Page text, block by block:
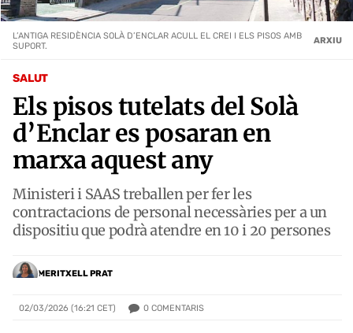
SALUT
Els pisos tutelats del Solà
d’Enclar es posaran en
marxa aquest any
Ministeri i SAAS treballen per fer les
contractacions de personal necessàries per a un
dispositiu que podrà atendre en 10 i 20 persones
MERITXELL PRAT
02/03/2026 (16:21 CET) 0 COMENTARIS
L’ANTIGA RESIDÈNCIA SOLÀ D’ENCLAR ACULL EL CREI I ELS PISOS AMB
SUPORT.
ARXIU